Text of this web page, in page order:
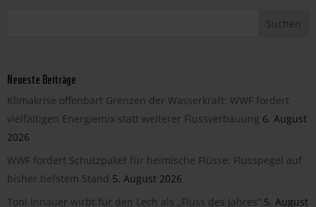
Neueste Beiträge
Klimakrise offenbart Grenzen der Wasserkraft: WWF fordert
vielfältigen Energiemix statt weiterer Flussverbauung 6. August
2026
WWF fordert Schutzpaket für heimische Flüsse: Flusspegel auf
bisher tiefstem Stand 5. August 2026
Toni Innauer wirbt für den Lech als „Fluss des Jahres“ 5. August